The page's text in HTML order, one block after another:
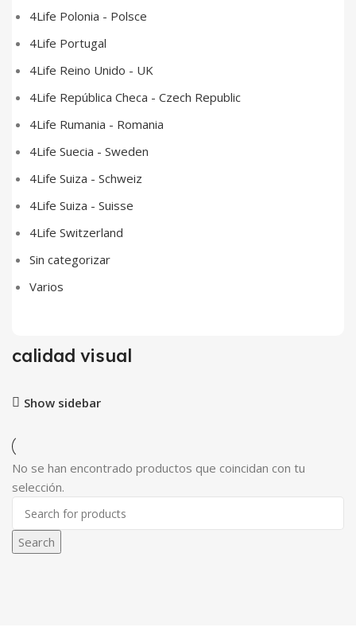
4Life Polonia - Polsce
4Life Portugal
4Life Reino Unido - UK
4Life República Checa - Czech Republic
4Life Rumania - Romania
4Life Suecia - Sweden
4Life Suiza - Schweiz
4Life Suiza - Suisse
4Life Switzerland
Sin categorizar
Varios
calidad visual
Show sidebar
No se han encontrado productos que coincidan con tu
selección.
Search